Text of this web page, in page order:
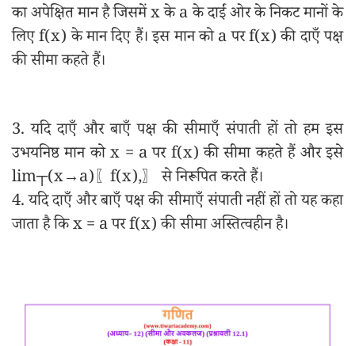
का अपेक्षित मान है जिसमें x के a के दाईं ओर के निकट मानों के
लिए f(x) के मान दिए हैं। इस मान को a पर f(x) की दाएँ पक्ष
की सीमा कहते हैं।
3. यदि दाएँ और बाएँ पक्ष की सीमाएँ संपाती हों तो हम इस
उभयनिष्ठ मान को x = a पर f(x) की सीमा कहते हैं और इसे
lim┬(x→a)⁡〖f(x),〗 से निरूपित करते हैं।
4. यदि दाएँ और बाएँ पक्ष की सीमाएँ संपाती नहीं हों तो यह कहा
जाता है कि x = a पर f(x) की सीमा अस्तित्वहीन है।